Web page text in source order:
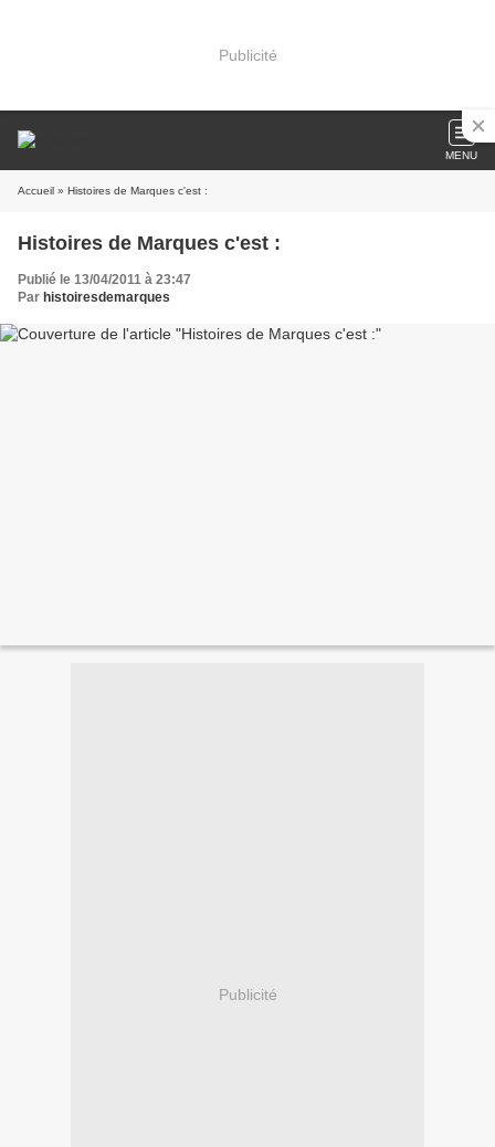
Publicité
MENU
Accueil » Histoires de Marques c'est :
Histoires de Marques c'est :
Publié le 13/04/2011 à 23:47
Par histoiresdemarques
Publicité